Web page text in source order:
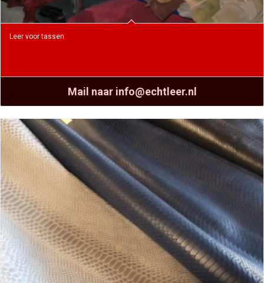
Leer voor tassen
Mail naar info@echtleer.nl